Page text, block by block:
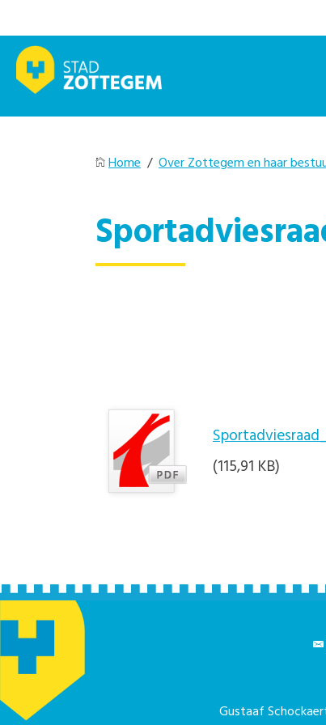
Home / Over Zottegem en haar
(115,91 KB)
Gustaaf